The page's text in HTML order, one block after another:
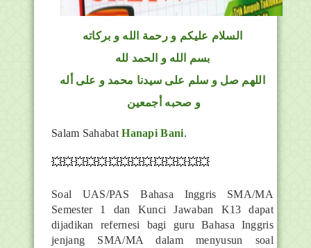
السلام عليكم و رحمة الله و بركاته
بسم الله و الحمد لله
اللهم صل و سلم على سيدنا محمد و على أله
و صحبه أجمعين
Salam SahabatHanapi Bani.
💥💥💥💥💥💥💥💥💥💥💥💥💥💥
Soal UAS/PAS Bahasa Inggris SMA/MA
Semester 1 dan Kunci Jawaban K13 dapat
dijadikan refernesi bagi guru Bahasa Inggris
jenjang SMA/MA dalam menyusun soal